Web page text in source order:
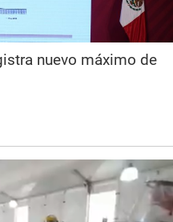
nuevo máximo de